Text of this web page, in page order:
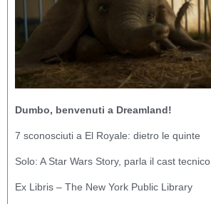
Dumbo, benvenuti a Dreamland!
7 sconosciuti a El Royale: dietro le quinte
Solo: A Star Wars Story, parla il cast tecnico
Ex Libris – The New York Public Library